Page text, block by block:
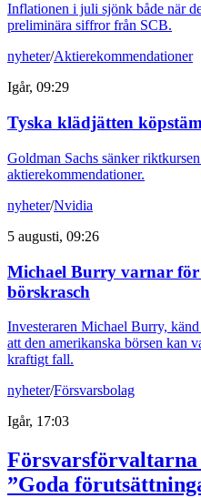
Inflationen i juli sjönk både när
preliminära siffror från SCB.
nyheter/Aktierekommendationer
Igår, 09:29
Tyska klädjätten
Goldman Sachs sänker
aktierekommendationer.
nyheter/Nvidia
5 augusti, 09:26
Michael Burry varnar
börskrasch
Investeraren Michael Burry,
att den amerikanska börsen kan
kraftigt fall.
nyheter/Försvarsbolag
Igår, 17:03
”Goda